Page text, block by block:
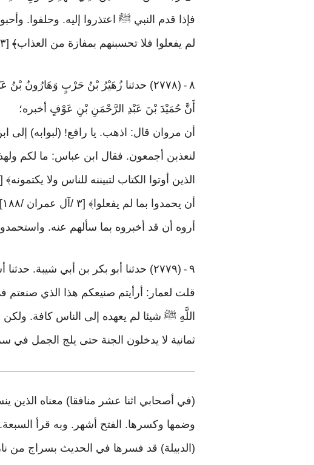
فإذا قدم النبي ﷺ اعتذروا إليه. وحلفوا.
لم يفعلوا فلا تحسبنهم بمفازة من العذاب﴾ [٣ /آل عمران /١٨٨]
٨ -
(٢٧٧٨) حدثنا زُهَيْرُ بْنُ حَرْبٍ وَهَارُونُ
أَنَّ حُمَيْدَ بْنَ عَبْدِ الرَّحْمَنِ بْنِ عَوْفٍ أخبره؛
أن مروان قال: اذهب. يا رافع! (لبوابه)
لنعذبن أجمعون. فقال ابن عباس: ما لكم
أروه أن قد أخبروه بما سألهم عنه.
٩ - (٢٧٧٩) حدثنا أبو بكر بن أبي شيبة. حدثنا أسود بن عامر. حدثنا شعبة بن الحجاج عن قتادة، عن أبي نضرة، عن قيس قال
قلت لعمار: أرأيتم صنيعكم هذا الذي صنعتم
اللَّهِ ﷺ شيئا لم يعهده إلى الناس كافة.
ثمانية لا يدخلون الجنة حتى يلج الجمل في
(في أصحابي اثنا عشر منافقا) معناه الذين
وضمها وكسرها. الفتح أشهر. وبه قرأ السبعة.
(الدبيلة) قد فسرها في الحديث بسراج من